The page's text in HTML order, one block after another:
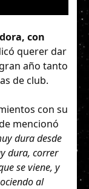
con
querer dar
año tanto
de club.
con su
mencionó
dura desde
dura, correr
se viene, y
al